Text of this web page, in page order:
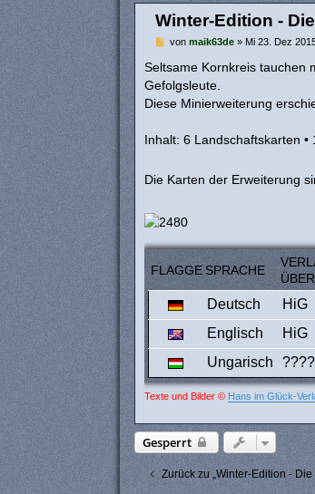
Winter-Edition -
B
i
r
a
g
von maik63de» Mi 23. Dez
Seltsame Kornkreis tauchen
Gefolgsleute.
Diese Minierweiterung
Inhalt: 6 Landschaftskarten
Die Karten der Erweiterung
FLAGGE SPRACHE
Deutsch HiG
Englisch
HiG
Ungarisch
????
Texte und Bilder © Hans im Glück-
Gesperrt
Zurück zu „Winter-Edition - Die